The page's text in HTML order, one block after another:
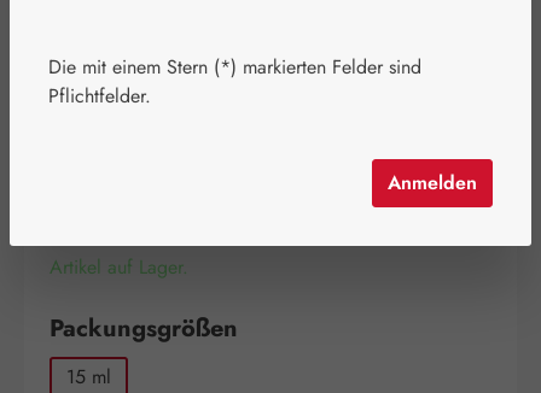
Artikel auf Lager.
Packungsgrößen
15 ml
Die mit einem Stern (*) markierten Felder sind
Pflichtfelder.
Anmelden